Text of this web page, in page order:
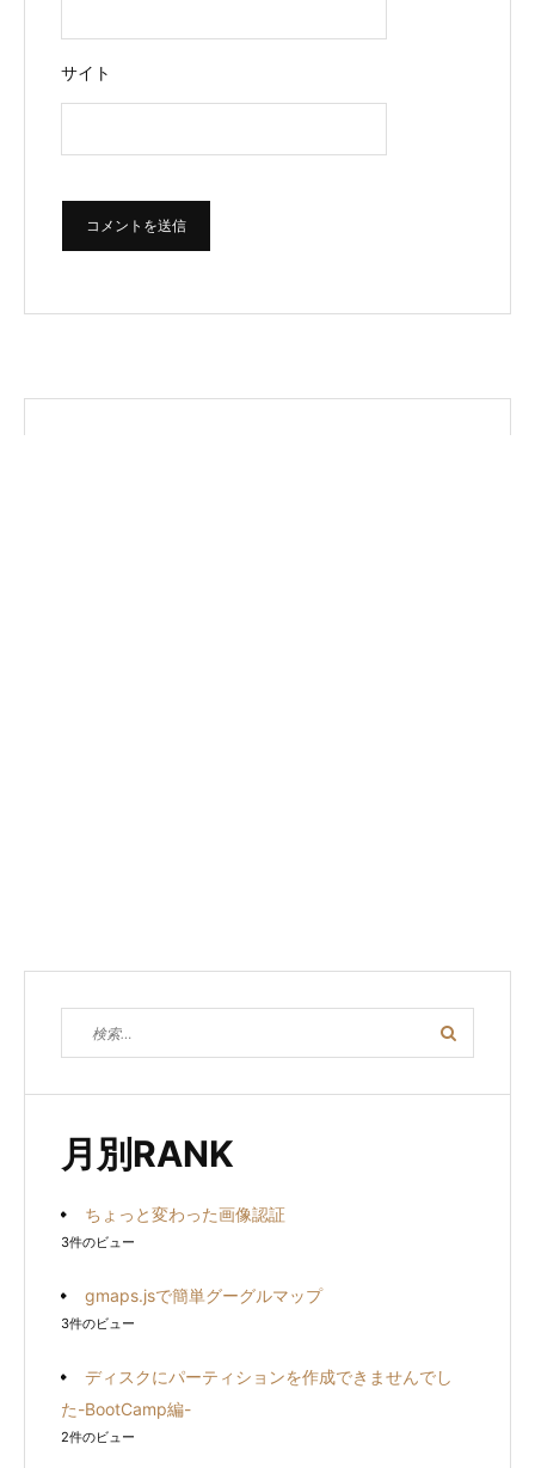
サイト
索
検
索
月別RANK
ちょっと変わった画像認証
3件のビュー
gmaps.jsで簡単グーグルマップ
3件のビュー
ディスクにパーティションを作成できませんでし
た-BootCamp編-
2件のビュー